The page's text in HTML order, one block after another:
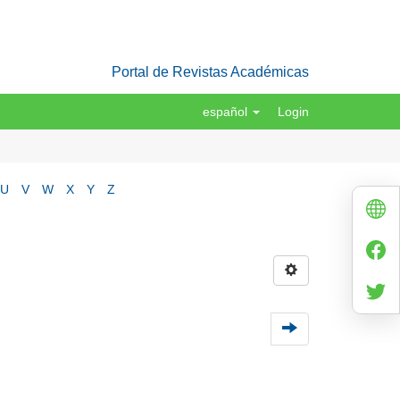
Portal de Revistas Académicas
español Login
U V W X Y Z